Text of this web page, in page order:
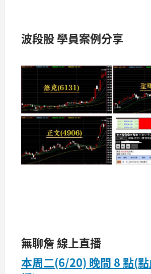
波段股 學員案例分享
無聊詹 線上直播
本周二(6/20) 晚間 8 點(